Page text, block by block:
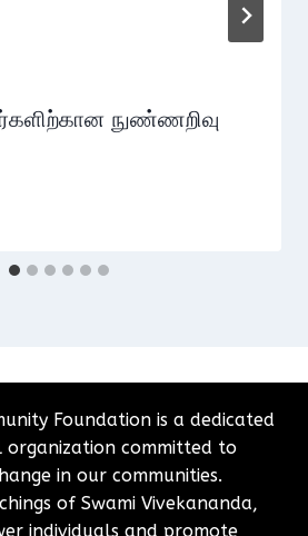
நுண்ணறிவு
Foundation is a dedicated
committed to
in our communities.
of Swami Vivekananda,
individuals and promote